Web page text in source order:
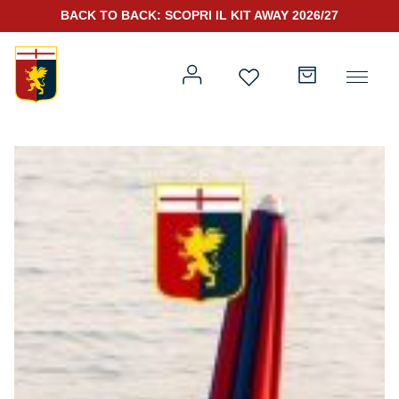
Kit Gara 25/26
BACK TO BACK: SCOPRI IL KIT AWAY 2026/27